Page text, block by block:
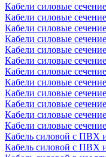
Кабели силовые
Кабели силовые
Кабели силовые
Кабели силовые
Кабели силовые
Кабели силовые
Кабели силовые
Кабели силовые
Кабели силовые
Кабели силовые
Кабели силовые
Кабели силовые
Кабель силовой с ПВХ
Кабель силовой с ПВХ